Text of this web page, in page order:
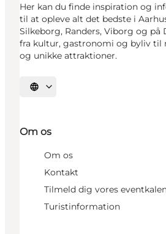
Her kan du finde inspiration og
til at opleve alt det bedste i
Silkeborg, Randers, Viborg og på
fra kultur, gastronomi og byliv til
og unikke attraktioner.
Vælg sprog
Om os
Om os
Kontakt
Tilmeld dig vores
Turistinformation